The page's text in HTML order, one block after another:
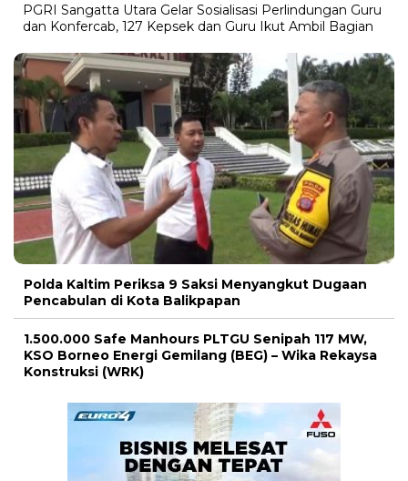
PGRI Sangatta Utara Gelar Sosialisasi Perlindungan Guru
dan Konfercab, 127 Kepsek dan Guru Ikut Ambil Bagian
Polda Kaltim Periksa 9 Saksi Menyangkut Dugaan
Pencabulan di Kota Balikpapan
1.500.000 Safe Manhours PLTGU Senipah 117 MW,
KSO Borneo Energi Gemilang (BEG) – Wika Rekaysa
Konstruksi (WRK)